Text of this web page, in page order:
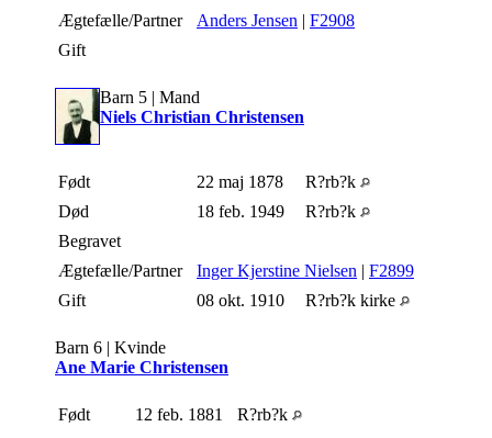
Ægtefælle/Partner Anders Jensen | F2908
Gift
Barn 5 | Mand
Niels Christian Christensen
Født 22 maj 1878
R?rb?k
Død
18 feb. 1949
R?rb?k
Begravet
Ægtefælle/Partner
Inger Kjerstine Nielsen | F2899
Gift
08 okt. 1910 R?rb?k kirke
Barn 6 | Kvinde
Ane Marie Christensen
Født 12 feb. 1881
R?rb?k